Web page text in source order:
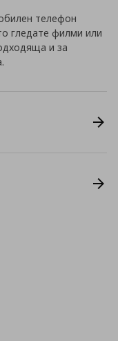
телефон
гледате филми или
и за